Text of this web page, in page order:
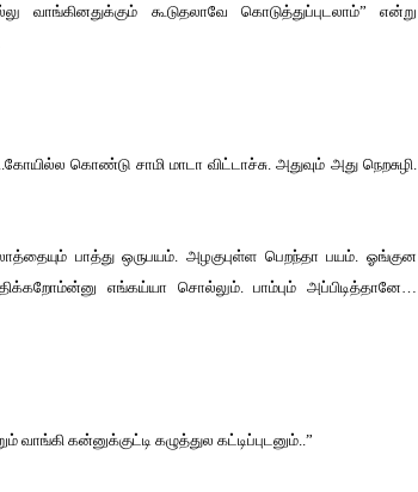
கூடுதலாவே கொடுத்துப்புடலாம்” என்று
கொண்டு சாமி மாடா விட்டாச்சு. அதுவும் அது நெறசுழி.
பாத்து ஒருபயம். அழகுபுள்ள பெறந்தா பயம். ஓங்குன
எங்கய்யா சொல்லும். பாம்பும் அப்பிடித்தானே…
கன்னுக்குட்டி கழுத்துல கட்டிப்புடனும்..”